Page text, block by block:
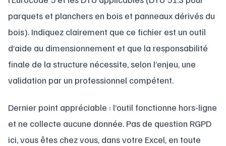
parquets et planchers en bois et panneaux dérivés du
bois). Indiquez clairement que ce fichier est un outil
d’aide au dimensionnement et que la responsabilité
finale de la structure nécessite, selon l’enjeu, une
validation par un professionnel compétent.
Dernier point appréciable : l’outil fonctionne hors-ligne
et ne collecte aucune donnée. Pas de question RGPD
ici, vous êtes chez vous, dans votre Excel, en toute